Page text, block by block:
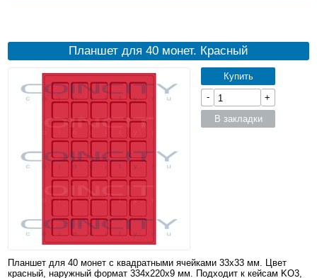
Планшет для 40 монет. Красный
Планшет для 40 монет с квадратными ячейками 33x33 мм. Цвет
красный, наружный формат 334x220x9 мм. Подходит к кейсам KO3,
Купить
-
+
В закладки